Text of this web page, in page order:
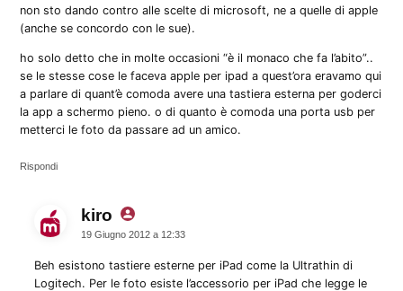
non sto dando contro alle scelte di microsoft, ne a quelle di apple
(anche se concordo con le sue).
ho solo detto che in molte occasioni “è il monaco che fa l’abito”..
se le stesse cose le faceva apple per ipad a quest’ora eravamo qui
a parlare di quant’è comoda avere una tastiera esterna per goderci
la app a schermo pieno. o di quanto è comoda una porta usb per
metterci le foto da passare ad un amico.
Rispondi
kiro dice:
19 Giugno 2012 a 12:33
Beh esistono tastiere esterne per iPad come la Ultrathin di
Logitech. Per le foto esiste l’accessorio per iPad che legge le